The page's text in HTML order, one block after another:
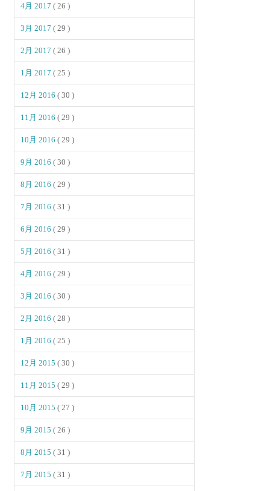
4月 2017( 26 )
3月 2017( 29 )
2月 2017( 26 )
1月 2017( 25 )
12月 2016( 30 )
11月 2016( 29 )
10月 2016( 29 )
9月 2016( 30 )
8月 2016( 29 )
7月 2016( 31 )
6月 2016( 29 )
5月 2016( 31 )
4月 2016( 29 )
3月 2016( 30 )
2月 2016( 28 )
1月 2016( 25 )
12月 2015( 30 )
11月 2015( 29 )
10月 2015( 27 )
9月 2015( 26 )
8月 2015( 31 )
7月 2015( 31 )